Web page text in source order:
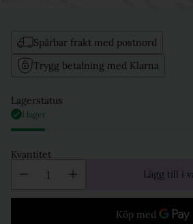
Spårbar frakt med postnord
Trygg betalning med Klarna
Lagerstatus
I lager
Kvantitet
Lägg till i